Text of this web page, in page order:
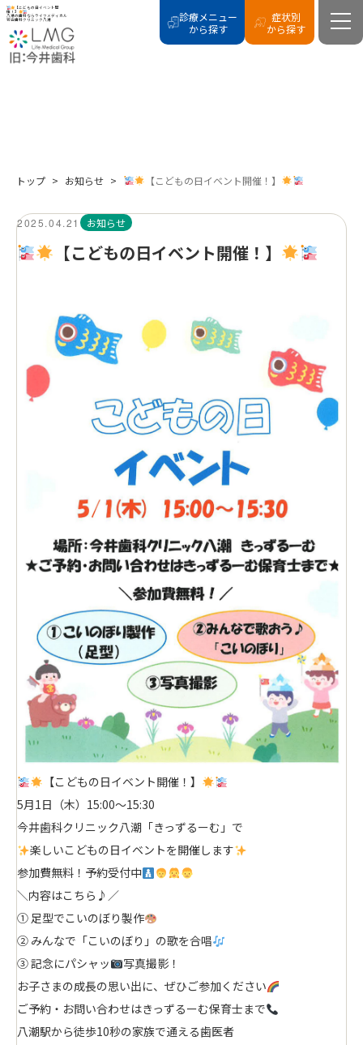
【こどもの日イベント開
催！】
八潮の歯科ならライフメディカル
総合歯科クリニック八潮
診療メニュー
から探す
症状別
から探す
トップ > お知らせ > 【こどもの日イベント開催！】
2025.04.21 お知らせ
【こどもの日イベント開催！】
【こどもの日イベント開催！】
5月1日（木）15:00〜15:30
今井歯科クリニック八潮「きっずるーむ」で
楽しいこどもの日イベントを開催します
参加費無料！予約受付中
＼内容はこちら♪／
① 足型でこいのぼり製作
② みんなで「こいのぼり」の歌を合唱
③ 記念にパシャッ
写真撮影！
お子さまの成長の思い出に、ぜひご参加ください
ご予約・お問い合わせはきっずるーむ保育士まで
八潮駅から徒歩10秒の家族で通える歯医者